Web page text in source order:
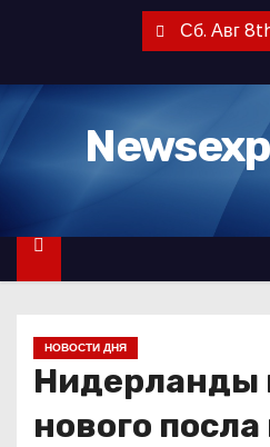
т
к
Сб. Авг
НОВОСТИ ДНЯ
Нидерланды
нового посла